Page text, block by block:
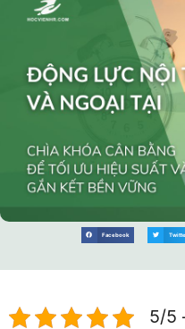
Facebook
5/5